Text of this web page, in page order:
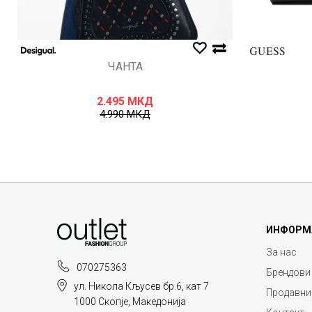
ЧАНТА
2.495 МКД
4.990МКД
070275363
ул. Никола Кљусев бр.6, кат 7
1000 Скопје, Македонија
За нас
Брендови